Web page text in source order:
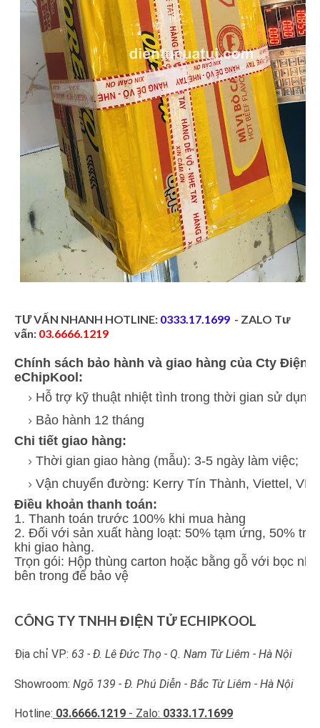
TƯ VẤN NHANH HOTLINE: 0333.17.1699 - ZALO Tư
vấn: 03.6666.1219
Chính sách bảo hành và giao hàng của Cty Điện
eChipKool:
Hỗ trợ kỹ thuật nhiệt tình trong thời gian sử dụng
Bảo hành 12 tháng
Chi tiết giao hàng:
Thời gian giao hàng (mẫu): 3-5 ngày làm việc;
Vận chuyển đường: Kerry Tín Thành, Viettel,
Điều khoản thanh toán:
1. Thanh toán trước 100% khi mua hàng
2. Đối với sản xuất hàng loạt: 50% tạm ứng, 50% trả
khi giao hàng.
Trọn gói: Hộp thùng carton hoặc bằng gỗ với bọc
bên trong để bảo vệ
CÔNG TY TNHH ĐIỆN TỬ ECHIPKOOL
Địa chỉ VP: 63 - Đ. Lê Đức Thọ - Q. Nam Từ Liêm - Hà Nội
Showroom: Ngõ 139 - Đ. Phú Diễn - Bắc Từ Liêm - Hà Nội
Hotline: 03.6666.1219 - Zalo: 0333.17.1699